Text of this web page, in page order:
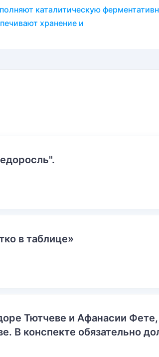
каталитическую
хранение и
в таблице»
Тютчеве и Афанасии
В конспекте обязательно